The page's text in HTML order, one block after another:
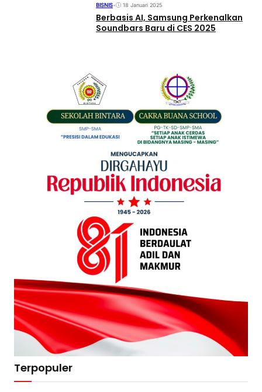
BISNIS• 18 Januari 2025
Berbasis AI, Samsung Perkenalkan
Soundbars Baru di CES 2025
Terpopuler